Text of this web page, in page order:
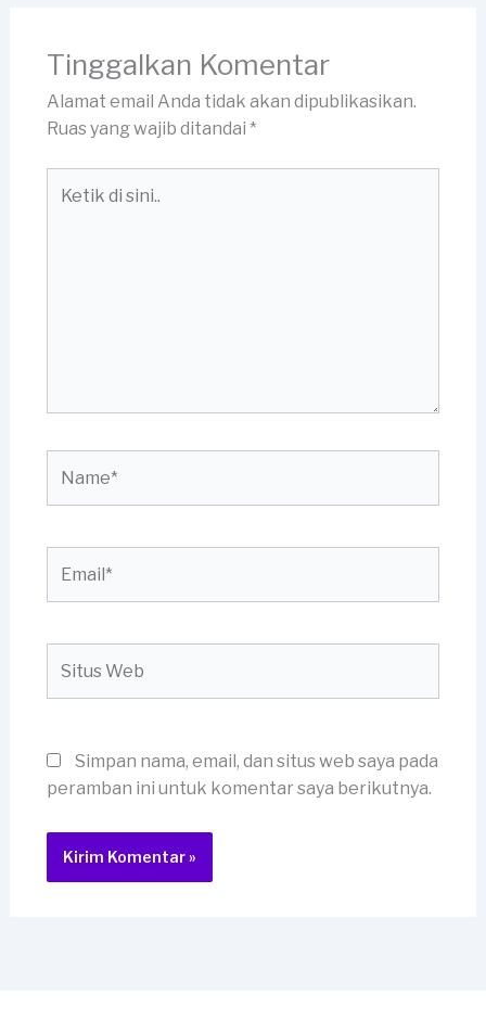
Tinggalkan Komentar
Alamat email Anda tidak akan dipublikasikan.
Ruas yang wajib ditandai *
Web
Simpan nama, email, dan situs web saya pada
peramban ini untuk komentar saya berikutnya.